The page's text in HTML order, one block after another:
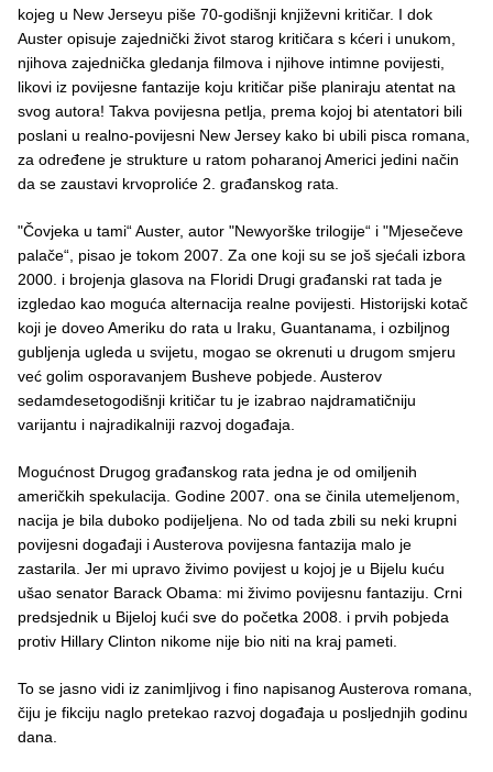
kojeg u New Jerseyu piše 70-godišnji književni kritičar. I dok
Auster opisuje zajednički život starog kritičara s kćeri i unukom,
njihova zajednička gledanja filmova i njihove intimne povijesti,
likovi iz povijesne fantazije koju kritičar piše planiraju atentat na
svog autora! Takva povijesna petlja, prema kojoj bi atentatori bili
poslani u realno-povijesni New Jersey kako bi ubili pisca romana,
za određene je strukture u ratom poharanoj Americi jedini način
da se zaustavi krvoproliće 2. građanskog rata.
"Čovjeka u tami“ Auster, autor "Newyorške trilogije“ i "Mjesečeve
palače“, pisao je tokom 2007. Za one koji su se još sjećali izbora
2000. i brojenja glasova na Floridi Drugi građanski rat tada je
izgledao kao moguća alternacija realne povijesti. Historijski kotač
koji je doveo Ameriku do rata u Iraku, Guantanama, i ozbiljnog
gubljenja ugleda u svijetu, mogao se okrenuti u drugom smjeru
već golim osporavanjem Busheve pobjede. Austerov
sedamdesetogodišnji kritičar tu je izabrao najdramatičniju
varijantu i najradikalniji razvoj događaja.
Mogućnost Drugog građanskog rata jedna je od omiljenih
američkih spekulacija. Godine 2007. ona se činila utemeljenom,
nacija je bila duboko podijeljena. No od tada zbili su neki krupni
povijesni događaji i Austerova povijesna fantazija malo je
zastarila. Jer mi upravo živimo povijest u kojoj je u Bijelu kuću
ušao senator Barack Obama: mi živimo povijesnu fantaziju. Crni
predsjednik u Bijeloj kući sve do početka 2008. i prvih pobjeda
protiv Hillary Clinton nikome nije bio niti na kraj pameti.
To se jasno vidi iz zanimljivog i fino napisanog Austerova romana,
čiju je fikciju naglo pretekao razvoj događaja u posljednjih godinu
dana.